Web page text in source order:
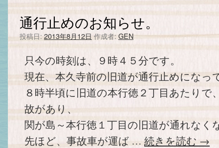
止
め
解
除
お
知
ら
せ。
は
通行止めのお知らせ。
投稿日: 2013年8月12日 作成者: GEN
只今の時刻は、９時４５分です。
現在、本久寺前の旧道が通行止めになっ
８時半頃に旧道の本行徳２丁目あたり
故があり、
関が島～本行徳１丁目の旧道が通れなく
先ほど、事故車が運ば … 続きを読む →